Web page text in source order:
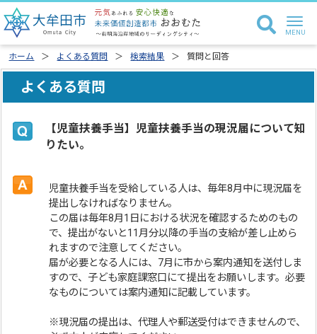
ホーム よくある質問 検索結果 質問と回答
よくある質問
【児童扶養手当】児童扶養手当の現況届について知
りたい。
児童扶養手当を受給している人は、毎年8月中に現況届を
提出しなければなりません。
この届は毎年8月1日における状況を確認するためのもの
で、提出がないと11月分以降の手当の支給が差し止めら
れますので注意してください。
届が必要となる人には、7月に市から案内通知を送付しま
すので、子ども家庭課窓口にて提出をお願いします。必要
なものについては案内通知に記載しています。
※現況届の提出は、代理人や郵送受付はできませんので、